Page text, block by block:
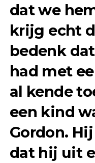
dat we
krijg echt
bedenk
had met
al kende
een kind
Gordon.
dat hij uit